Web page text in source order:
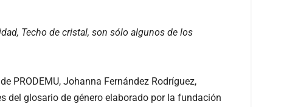
Techo de cristal, son sólo algunos de los
PRODEMU, Johanna Fernández Rodríguez,
del glosario de género elaborado por la fundación